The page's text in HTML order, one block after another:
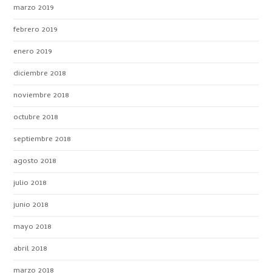
marzo 2019
febrero 2019
enero 2019
diciembre 2018
noviembre 2018
octubre 2018
septiembre 2018
agosto 2018
julio 2018
junio 2018
mayo 2018
abril 2018
marzo 2018